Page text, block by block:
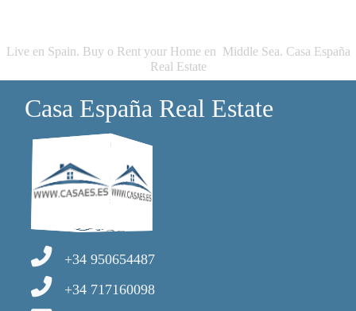
Live en Spain. Buy o Rent your Home en Middle Sea. Casa España
Real Estate
Casa España Real Estate
+34 950654487
+34 717160098